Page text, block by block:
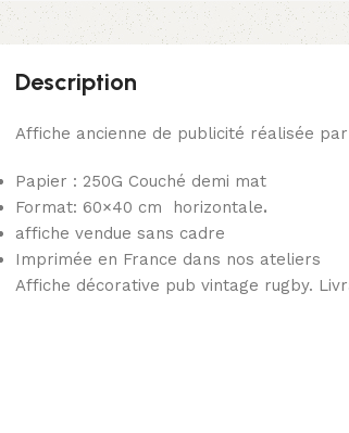
Description
Affiche ancienne de publicité réalisée par
Papier : 250G Couché demi mat
Format: 60×40 cm
horizontale.
affiche vendue sans cadre
Imprimée en France dans nos ateliers
Affiche décorative pub vintage rugby.